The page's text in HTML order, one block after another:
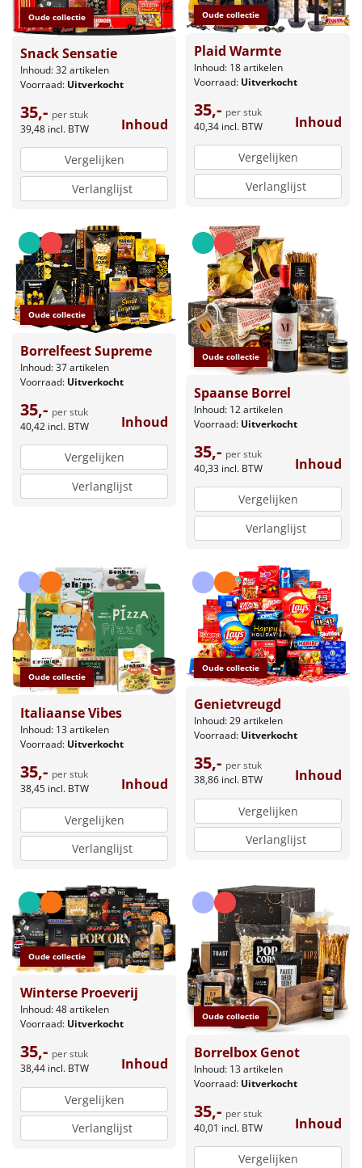
Oude collectie
Snack Sensatie
Inhoud: 32 artikelen
Voorraad: Uitverkocht
35,- per stuk
39,48 incl. BTW Inhoud
Vergelijken
Verlanglijst
Oude collectie
Plaid Warmte
Inhoud: 18 artikelen
Voorraad: Uitverkocht
35,- per stuk
40,34 incl. BTW Inhoud
Vergelijken
Verlanglijst
Oude collectie
Borrelfeest Supreme
Inhoud: 37 artikelen
Voorraad: Uitverkocht
35,- per stuk
40,42 incl. BTW Inhoud
Vergelijken
Verlanglijst
Oude collectie
Spaanse Borrel
Inhoud: 12 artikelen
Voorraad: Uitverkocht
35,- per stuk
40,33 incl. BTW Inhoud
Vergelijken
Verlanglijst
Oude collectie
Italiaanse Vibes
Inhoud: 13 artikelen
Voorraad: Uitverkocht
35,- per stuk
38,45 incl. BTW Inhoud
Vergelijken
Verlanglijst
Oude collectie
Genietvreugd
Inhoud: 29 artikelen
Voorraad: Uitverkocht
35,- per stuk
38,86 incl. BTW Inhoud
Vergelijken
Verlanglijst
Oude collectie
Winterse Proeverij
Inhoud: 48 artikelen
Voorraad: Uitverkocht
35,- per stuk
38,44 incl. BTW Inhoud
Vergelijken
Verlanglijst
Oude collectie
Borrelbox Genot
Inhoud: 13 artikelen
Voorraad: Uitverkocht
35,- per stuk
40,01 incl. BTW Inhoud
Vergelijken